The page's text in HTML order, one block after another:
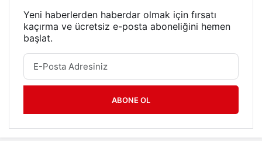
Yeni haberlerden haberdar olmak için fırsatı
kaçırma ve ücretsiz e-posta aboneliğini hemen
başlat.
ABONE OL